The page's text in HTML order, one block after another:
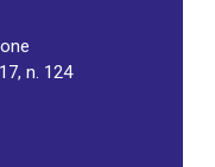
n. 124